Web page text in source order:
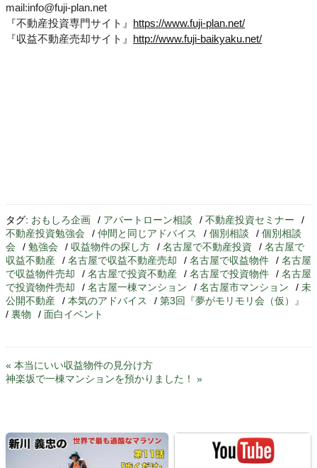
mail:info@fuji-plan.net
『不動産投資専門サイト』 https://www.fuji-plan.net/
『収益不動産売却サイト』 http://www.fuji-baikyaku.net/
タグ: おもしろ企画 / アパートローン相談 / 不動産投資セミナー
/
不動産投資勉強会
/ 仲間と同じアドバイス / 個別相談 / 個別相談
会
/ 勉強会 / 収益物件の探し方 / 名古屋で不動産投資 / 名古屋で
収益不動産
/ 名古屋で収益不動産売却 / 名古屋で収益物件 / 名古屋
で収益物件売却
/ 名古屋で投資不動産 / 名古屋で投資物件 / 名古屋
で投資物件売却
/ 名古屋一棟マンション / 名古屋市マンション / 未
公開不動産
/ 本気のアドバイス / 第3回『夢がモリモリ会（仮）』
/ 裏物 / 面白イベント
« 本当にいい収益物件の見分け方
神楽坂で一棟マンションを預かりました！ »